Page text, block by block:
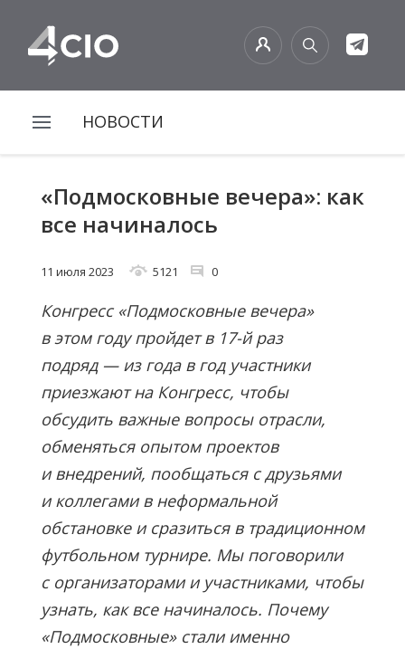
НОВОСТИ
«Подмосковные вечера»: как
все начиналось
11 июля 2023 5121 0
Конгресс «Подмосковные вечера»
в этом году пройдет в 17-й раз
подряд — из года в год участники
приезжают на Конгресс, чтобы
обсудить важные вопросы отрасли,
обменяться опытом проектов
и внедрений, пообщаться с друзьями
и коллегами в неформальной
обстановке и сразиться в традиционном
футбольном турнире. Мы поговорили
с организаторами и участниками, чтобы
узнать, как все начиналось. Почему
«Подмосковные» стали именно